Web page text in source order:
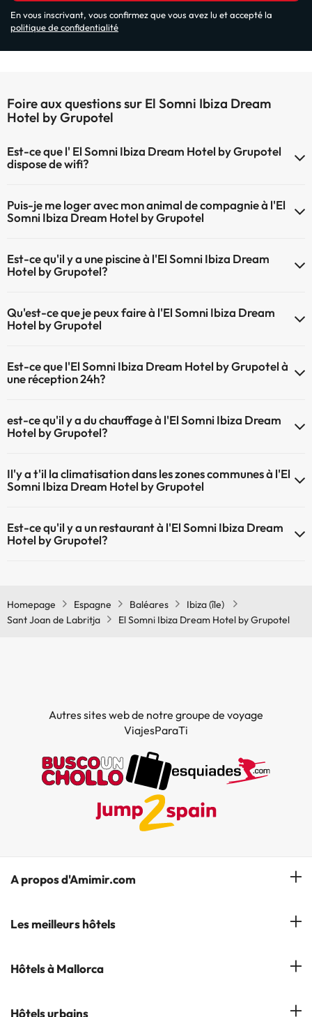
En vous inscrivant, vous confirmez que vous avez lu et accepté la
politique de confidentialité
Foire aux questions sur El Somni Ibiza Dream
Hotel by Grupotel
Est-ce que l' El Somni Ibiza Dream Hotel by Grupotel
dispose de wifi?
Puis-je me loger avec mon animal de compagnie à l'El
Somni Ibiza Dream Hotel by Grupotel
compagnie ne sont pas admis.
Est-ce qu'il y a une piscine à l'El Somni Ibiza Dream
Hotel by Grupotel?
plus d'info sur la piscine et d'autres installations.
Qu'est-ce que je peux faire à l'El Somni Ibiza Dream
Hotel by Grupotel
suivantes (certaines peuvent être payantes) :
Est-ce que l'El Somni Ibiza Dream Hotel by Grupotel à
une réception 24h?
est-ce qu'il y a du chauffage à l'El Somni Ibiza Dream
Hotel by Grupotel?
dans lez zones communes
Il'y a t'il la climatisation dans les zones communes à l'El
Somni Ibiza Dream Hotel by Grupotel
Dream Hotel by Grupotel
Est-ce qu'il y a un restaurant à l'El Somni Ibiza Dream
Hotel by Grupotel?
Homepage Espagne Baléares
Ibiza (île)
Sant Joan de Labritja
El Somni Ibiza Dream Hotel by Grupotel
Autres sites web de notre groupe de voyage
ViajesParaTi
A propos d'Amimir.com
Notre équipe
S'abonner à notre bulletin d'information
Les meilleurs hôtels
Hôtels à Salou
Hôtels à Mallorca
Hôtels à Cala Millor
Hôtels urbains